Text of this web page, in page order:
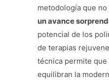
metodología que
un avance
potencial de los
de terapias
técnica permite
equilibran la